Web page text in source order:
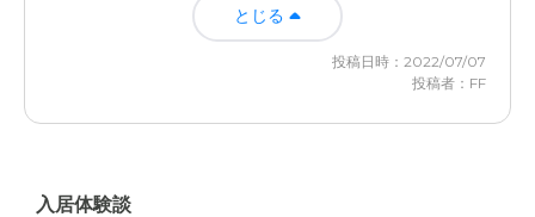
とじる
投稿日時：2022/07/07
投稿者：FF
入居体験談